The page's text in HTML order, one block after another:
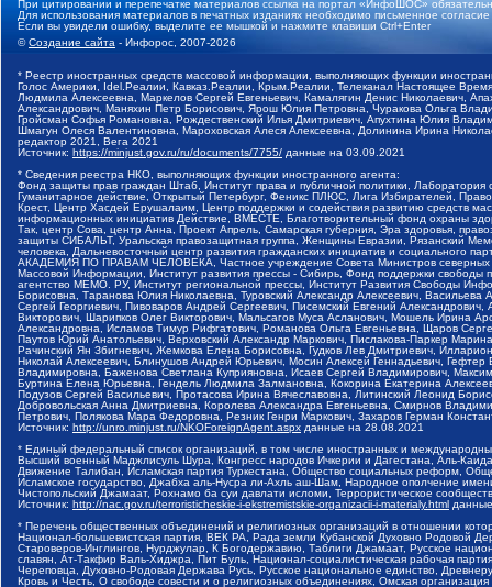
При цитировании и перепечатке материалов ссылка на портал «ИнфоШОС»
Для использования материалов в печатных изданиях необходимо письменное
Если вы увидели ошибку, выделите ее мышкой и нажмите клавиши Ctrl+Enter
©Создание сайта - Инфорос, 2007-2026
* Реестр иностранных средств массовой информации, выполняющих функции
Голос Америки, Idel.Реалии, Кавказ.Реалии, Крым.Реалии, Телеканал Настоящее
Людмила Алексеевна, Маркелов Сергей Евгеньевич, Камалягин Денис Николаевич,
Александрович, Маняхин Петр Борисович, Ярош Юлия Петровна, Чуракова Ольга
Гройсман Софья Романовна, Рождественский Илья Дмитриевич, Апухтина Юлия
Шмагун Олеся Валентиновна, Мароховская Алеся Алексеевна, Долинина Ирина
редактор 2021, Вега 2021
Источник: https://minjust.gov.ru/ru/documents/7755/ данные на 03.09.2021
* Сведения реестра НКО, выполняющих функции иностранного агента:
Фонд защиты прав граждан Штаб, Институт права и публичной политики,
Гуманитарное действие, Открытый Петербург, Феникс ПЛЮС, Лига Избирателей,
Крест, Центр Хасдей Ерушалаим, Центр поддержки и содействия развитию средств
информационных инициатив Действие, ВМЕСТЕ, Благотворительный фонд охраны
Так, центр Сова, центр Анна, Проект Апрель, Самарская губерния, Эра здоровья,
защиты СИБАЛЬТ, Уральская правозащитная группа, Женщины Евразии, Рязанский
человека, Дальневосточный центр развития гражданских инициатив и социального
АКАДЕМИЯ ПО ПРАВАМ ЧЕЛОВЕКА, Частное учреждение Совета Министров северных
Массовой Информации, Институт развития прессы - Сибирь, Фонд поддержки
агентство МЕМО. РУ, Институт региональной прессы, Институт Развития Свободы
Борисовна, Таранова Юлия Николаевна, Туровский Александр Алексеевич,
Сергей Георгиевич, Пивоваров Андрей Сергеевич, Писемский Евгений
Викторович, Шарипков Олег Викторович, Мальсагов Муса Асланович, Мошель Ирина
Александровна, Исламов Тимур Рифгатович, Романова Ольга Евгеньевна, Щаров
Паутов Юрий Анатольевич, Верховский Александр Маркович, Пислакова-Паркер
Рачинский Ян Збигневич, Жемкова Елена Борисовна, Гудков Лев Дмитриевич,
Николай Алексеевич, Блинушов Андрей Юрьевич, Мосин Алексей Геннадьевич,
Владимировна, Баженова Светлана Куприяновна, Исаев Сергей Владимирович,
Буртина Елена Юрьевна, Гендель Людмила Залмановна, Кокорина Екатерина
Подузов Сергей Васильевич, Протасова Ирина Вячеславовна, Литинский Леонид
Добровольская Анна Дмитриевна, Королева Александра Евгеньевна, Смирнов
Петрович, Полякова Мара Федоровна, Резник Генри Маркович, Захаров Герман
Источник: http://unro.minjust.ru/NKOForeignAgent.aspx данные на 28.08.2021
* Единый федеральный список организаций, в том числе иностранных и
Высший военный Маджлисуль Шура, Конгресс народов Ичкерии и Дагестана, Аль-
Движение Талибан, Исламская партия Туркестана, Общество социальных реформ,
Исламское государство, Джабха аль-Нусра ли-Ахль аш-Шам, Народное ополчение
Чистопольский Джамаат, Рохнамо ба суи давлати исломи, Террористическое
Источник: http://nac.gov.ru/terroristicheskie-i-ekstremistskie-organizacii-i-materialy.html
* Перечень общественных объединений и религиозных организаций в отношении
Национал-большевистская партия, ВЕК РА, Рада земли Кубанской Духовно Родовой
Староверов-Инглингов, Нурджулар, К Богодержавию, Таблиги Джамаат, Русское
славян, Ат-Такфир Валь-Хиджра, Пит Буль, Национал-социалистическая рабочая
Череповца, Духовно-Родовая Держава Русь, Русское национальное единство,
Кровь и Честь, О свободе совести и о религиозных объединениях, Омская